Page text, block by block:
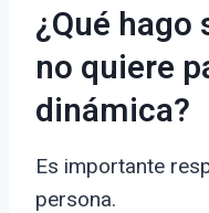
¿Qué
no quiere
dinámica?
Es importante
persona.